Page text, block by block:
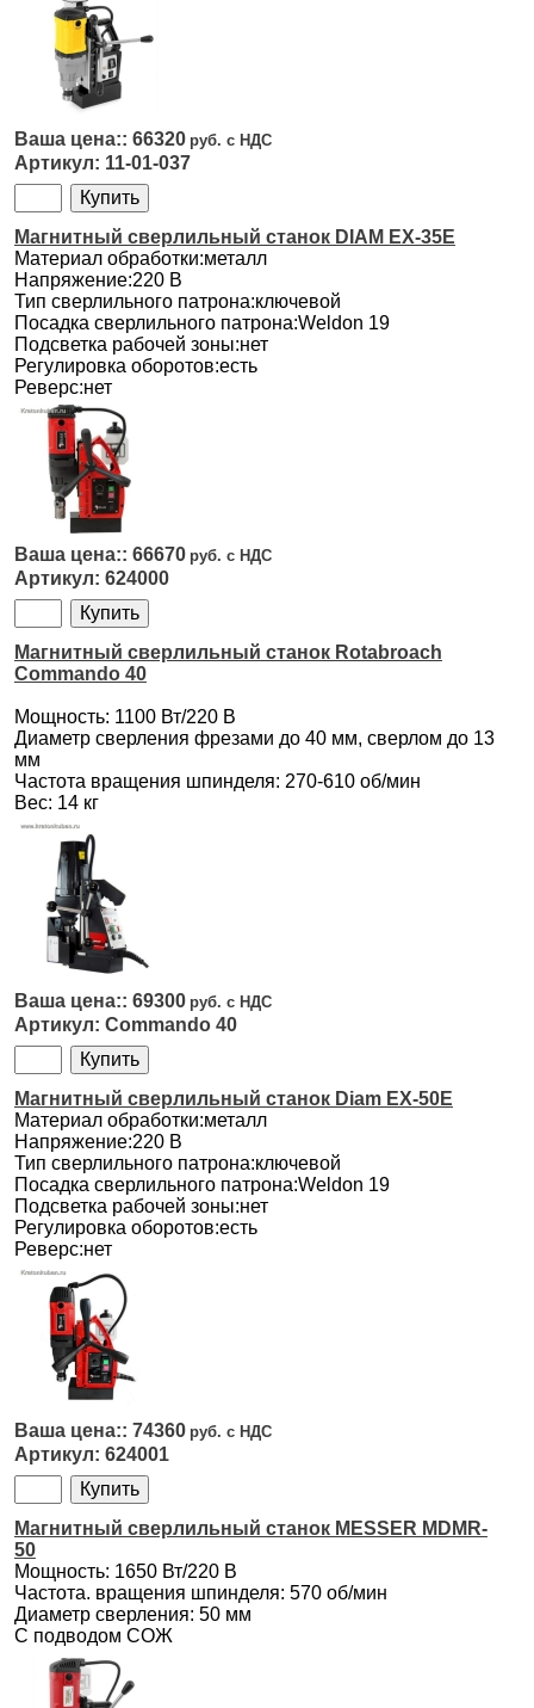
66320
11-01-037
Магнитный сверлильный станок DIAM EX-35E
Материал обработки:металл
Напряжение:220 В
Тип сверлильного патрона:ключевой
Посадка сверлильного патрона:Weldon 19
Подсветка рабочей зоны:нет
Регулировка оборотов:есть
Реверс:нет
66670
624000
Магнитный сверлильный станок Rotabroach
Commando 40
Мощность: 1100 Вт/220 В
Диаметр сверления фрезами до 40 мм, сверлом до 13
мм
Частота вращения шпинделя: 270-610 об/мин
Вес: 14 кг
69300
Commando 40
Магнитный сверлильный станок Diam EX-50E
Материал обработки:металл
Напряжение:220 В
Тип сверлильного патрона:ключевой
Посадка сверлильного патрона:Weldon 19
Подсветка рабочей зоны:нет
Регулировка оборотов:есть
Реверс:нет
74360
624001
Магнитный сверлильный станок MESSER MDMR-
50
Мощность: 1650 Вт/220 В
Частота. вращения шпинделя: 570 об/мин
Диаметр сверления: 50 мм
С подводом СОЖ